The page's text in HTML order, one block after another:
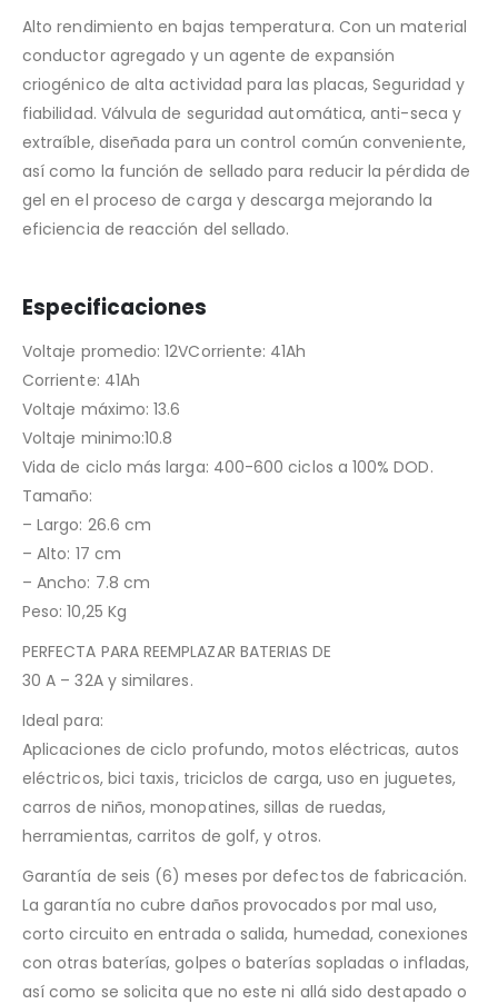
Alto rendimiento en bajas temperatura. Con un material
conductor agregado y un agente de expansión
criogénico de alta actividad para las placas, Seguridad y
fiabilidad. Válvula de seguridad automática, anti-seca y
extraíble, diseñada para un control común conveniente,
así como la función de sellado para reducir la pérdida de
gel en el proceso de carga y descarga mejorando la
eficiencia de reacción del sellado.
Especificaciones
Voltaje promedio: 12VCorriente: 41Ah
Corriente: 41Ah
Voltaje máximo: 13.6
Voltaje minimo:10.8
Vida de ciclo más larga: 400-600 ciclos a 100% DOD.
Tamaño:
– Largo: 26.6 cm
– Alto: 17 cm
– Ancho: 7.8 cm
Peso: 10,25 Kg
PERFECTA PARA REEMPLAZAR BATERIAS DE
30 A – 32A y similares.
Ideal para:
Aplicaciones de ciclo profundo, motos eléctricas, autos
eléctricos, bici taxis, triciclos de carga, uso en juguetes,
carros de niños, monopatines, sillas de ruedas,
herramientas, carritos de golf, y otros.
Garantía de seis (6) meses por defectos de fabricación.
La garantía no cubre daños provocados por mal uso,
corto circuito en entrada o salida, humedad, conexiones
con otras baterías, golpes o baterías sopladas o infladas,
así como se solicita que no este ni allá sido destapado o